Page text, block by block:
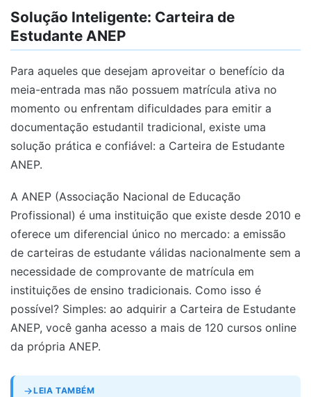
Solução Inteligente: Carteira de
Estudante ANEP
Para aqueles que desejam aproveitar o benefício da
meia-entrada mas não possuem matrícula ativa no
momento ou enfrentam dificuldades para emitir a
documentação estudantil tradicional, existe uma
solução prática e confiável: a Carteira de Estudante
ANEP.
A ANEP (Associação Nacional de Educação
Profissional) é uma instituição que existe desde 2010 e
oferece um diferencial único no mercado: a emissão
de carteiras de estudante válidas nacionalmente sem a
necessidade de comprovante de matrícula em
instituições de ensino tradicionais. Como isso é
possível? Simples: ao adquirir a Carteira de Estudante
ANEP, você ganha acesso a mais de 120 cursos online
da própria ANEP.
LEIA TAMBÉM